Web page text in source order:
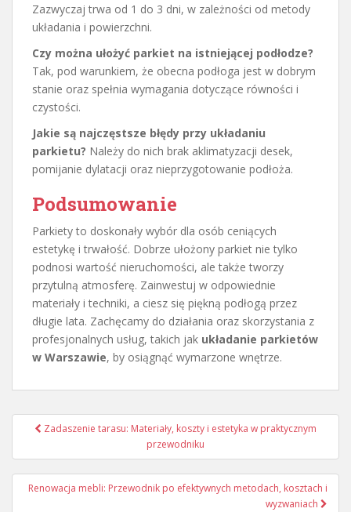
Zazwyczaj trwa od 1 do 3 dni, w zależności od metody
układania i powierzchni.
Czy można ułożyć parkiet na istniejącej podłodze?
Tak, pod warunkiem, że obecna podłoga jest w dobrym
stanie oraz spełnia wymagania dotyczące równości i
czystości.
Jakie są najczęstsze błędy przy układaniu
parkietu? Należy do nich brak aklimatyzacji desek,
pomijanie dylatacji oraz nieprzygotowanie podłoża.
Podsumowanie
Parkiety to doskonały wybór dla osób ceniących
estetykę i trwałość. Dobrze ułożony parkiet nie tylko
podnosi wartość nieruchomości, ale także tworzy
przytulną atmosferę. Zainwestuj w odpowiednie
materiały i techniki, a ciesz się piękną podłogą przez
długie lata. Zachęcamy do działania oraz skorzystania z
profesjonalnych usług, takich jak układanie parkietów
w Warszawie, by osiągnąć wymarzone wnętrze.
Nawigacja
Zadaszenie tarasu: Materiały, koszty i estetyka w praktycznym
przewodniku
Renowacja mebli: Przewodnik po efektywnych metodach, kosztach i
wyzwaniach